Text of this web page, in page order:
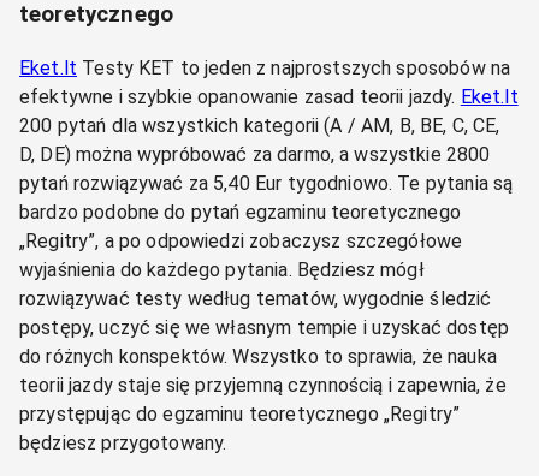
teoretycznego
Eket.lt Testy KET to jeden z najprostszych sposobów na
efektywne i szybkie opanowanie zasad teorii jazdy. Eket.lt
200 pytań dla wszystkich kategorii (A / AM, B, BE, C, CE,
D, DE) można wypróbować za darmo, a wszystkie 2800
pytań rozwiązywać za 5,40 Eur tygodniowo. Te pytania są
bardzo podobne do pytań egzaminu teoretycznego
„Regitry”, a po odpowiedzi zobaczysz szczegółowe
wyjaśnienia do każdego pytania. Będziesz mógł
rozwiązywać testy według tematów, wygodnie śledzić
postępy, uczyć się we własnym tempie i uzyskać dostęp
do różnych konspektów. Wszystko to sprawia, że nauka
teorii jazdy staje się przyjemną czynnością i zapewnia, że
przystępując do egzaminu teoretycznego „Regitry”
będziesz przygotowany.